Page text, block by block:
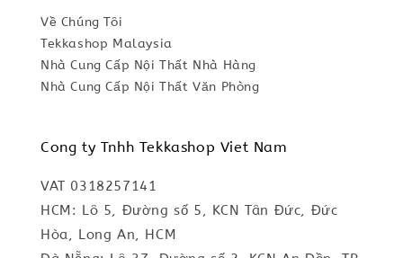
Về Chúng Tôi
Tekkashop Malaysia
Nhà Cung Cấp Nội Thất Nhà Hàng
Nhà Cung Cấp Nội Thất Văn Phòng
Cong ty Tnhh Tekkashop Viet Nam
VAT 0318257141
HCM: Lô 5, Đường số 5, KCN Tân Đức, Đức
Hòa, Long An, HCM